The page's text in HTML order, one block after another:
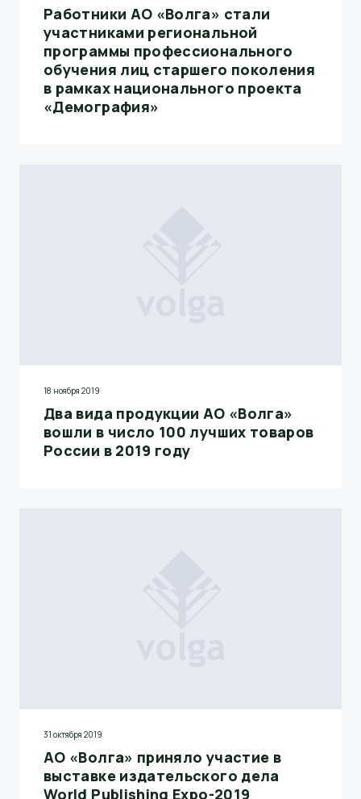
Работники АО «Волга» стали
участниками региональной
программы профессионального
обучения лиц старшего поколения
в рамках национального проекта
«Демография»
18 ноября 2019
Два вида продукции АО «Волга»
вошли в число 100 лучших товаров
России в 2019 году
31 октября 2019
АО «Волга» приняло участие в
выставке издательского дела
World Publishing Expo-2019